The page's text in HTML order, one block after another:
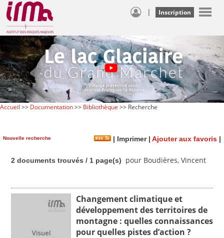
| Inscription
Accueil >> Documentation>> Bibliothèque >> Recherche
Nouvelle recherche | Imprimer| Ajouter aux favoris |
2 documents trouvés / 1 page(s) pour Boudières, Vincent
Changement climatique et
développement des territoires de
montagne : quelles connaissances
pour quelles pistes d’action ?